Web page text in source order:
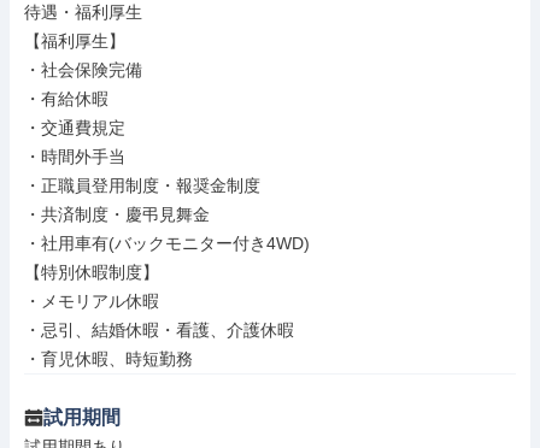
待遇・福利厚生
【福利厚生】
・社会保険完備
・有給休暇
・交通費規定
・時間外手当
・正職員登用制度・報奨金制度
・共済制度・慶弔見舞金
・社用車有(バックモニター付き4WD)
【特別休暇制度】
・メモリアル休暇
・忌引、結婚休暇・看護、介護休暇
・育児休暇、時短勤務
試用期間